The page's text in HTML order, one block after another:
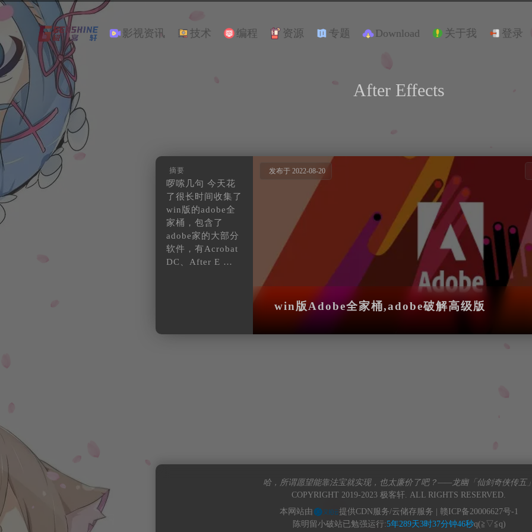
影视资讯 技术 编程 资源 专题 Download 关于我 登录
After Effects
发布于 2022-08-20
win版Adobe全家桶,adobe破解高级版
摘要
啰嗦几句 今天花
了很长时间收集了
win版的adobe全
家桶，包含了
adobe家的大部分
软件，有Acrobat
DC、After E …
哈，所谓愿望能靠法宝就实现，也太廉价了吧？——龙幽「仙剑奇侠传五
COPYRIGHT 2019-2023 极客轩. ALL RIGHTS RESERVED.
本网站由
提供CDN服务/云储存服务 | 赣ICP备20006627号-1
陈明留小破站已勉强运行:5年289天3时37分钟46秒q(≧▽≦q)